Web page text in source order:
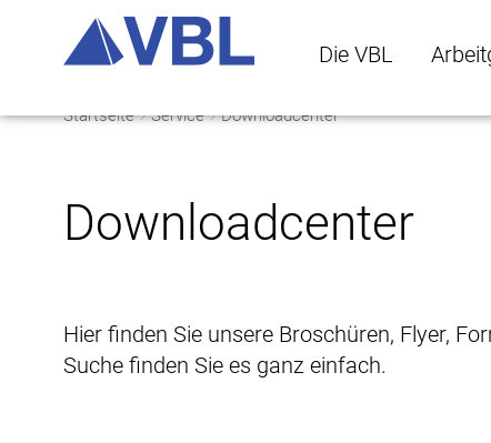
Die VBL
Startseite Service Downloadcenter
Downloadcenter
Hier finden Sie unsere Broschüren, Flyer,
Suche finden Sie es ganz einfach.